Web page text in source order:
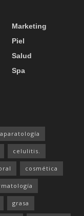
Marketing
Piel
Salud
Spa
aparatología
celulitis.
cosmética
grasa